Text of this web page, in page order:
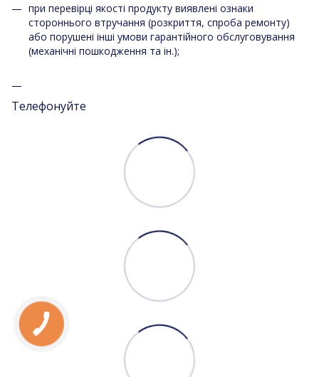
при перевірці якості продукту виявлені ознаки
стороннього втручання (розкриття, спроба ремонту)
або порушені інші умови гарантійного обслуговування
(механічні пошкодження та ін.);
Телефонуйте